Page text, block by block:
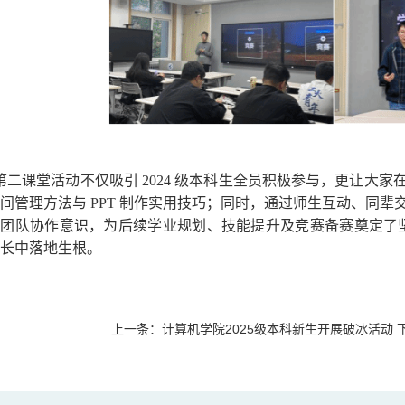
课堂活动不仅吸引 2024 级本科生全员积极参与，更让大家
管理方法与 PPT 制作实用技巧；同时，通过师生互动、同
队协作意识，为后续学业规划、技能提升及竞赛备赛奠定
中落地生根。
上一条： 计算机学院2025级本科新生开展破冰活动